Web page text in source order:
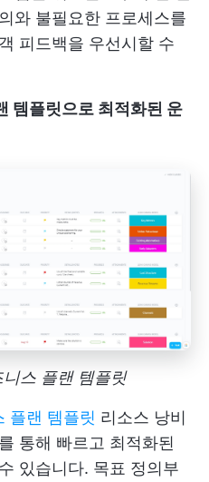
와 불필요한 프로세스를
피드백을 우선시할 수
템플릿으로 최적화된 운
스 플랜 템플릿
플랜 템플릿 리소스 낭비
통해 빠르고 최적화된
있습니다. 목표 정의부